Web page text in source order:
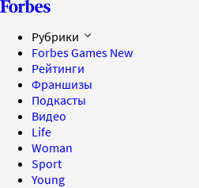
Рубрики
Forbes Games New
Рейтинги
Франшизы
Подкасты
Видео
Life
Woman
Sport
Young